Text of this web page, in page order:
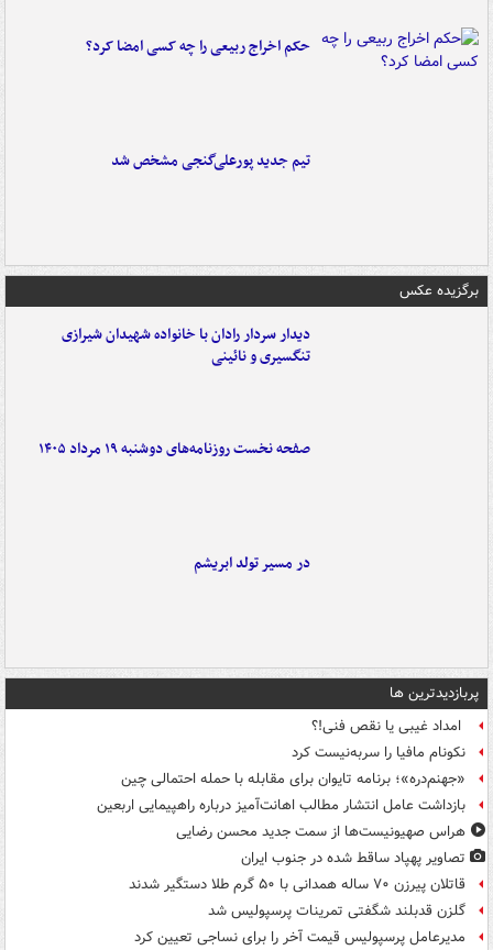
حکم اخراج ربیعی را چه کسی امضا کرد؟
تیم جدید پورعلی‌گنجی مشخص شد
برگزیده عکس
دیدار سردار رادان با خانواده‌ شهیدان شیرازی
تنگسیری و نائینی
صفحه نخست روزنامه‌های دوشنبه ۱۹ مرداد ۱۴۰۵
در مسیر تولد ابریشم
پربازدیدترین ها
امداد غیبی یا نقص فنی!؟
نکونام مافیا را سربه‌نیست کرد
«جهنم‌دره»؛ برنامه تایوان برای مقابله با حمله احتمالی چین
بازداشت عامل انتشار مطالب اهانت‌آمیز درباره راهپیمایی اربعین
هراس صهیونیست‌ها از سمت جدید محسن رضایی
تصاویر پهپاد ساقط شده در جنوب ایران
قاتلان پیرزن ۷۰ ساله همدانی با ۵۰ گرم طلا دستگیر شدند
گلزن قدبلند شگفتی تمرینات پرسپولیس شد
مدیرعامل پرسپولیس قیمت آخر را برای نساجی تعیین کرد